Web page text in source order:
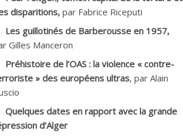
Ramdane *
Baghdad*
Boualem*
disparitions, par Fabrice Riceputi
Les guillotinés de Barberousse en 1957,
Gilles Manceron
Préhistoire de l’OAS : la violence « contre-
» des européens ultras, par Alain
Quelques dates en rapport avec la grande
d’Alger